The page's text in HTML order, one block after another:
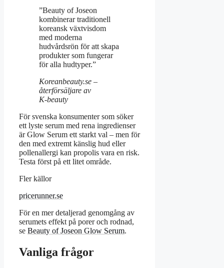
”Beauty of Joseon
kombinerar traditionell
koreansk växtvisdom
med moderna
hudvårdsrön för att skapa
produkter som fungerar
för alla hudtyper.”
Koreanbeauty.se –
återförsäljare av
K‑beauty
För svenska konsumenter som söker
ett lyste serum med rena ingredienser
är Glow Serum ett starkt val – men för
den med extremt känslig hud eller
pollenallergi kan propolis vara en risk.
Testa först på ett litet område.
Fler källor
pricerunner.se
För en mer detaljerad genomgång av
serumets effekt på porer och rodnad,
se Beauty of Joseon Glow Serum.
Vanliga frågor